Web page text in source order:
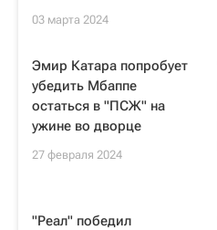
03 марта 2024
Эмир Катара попробует
убедить Мбаппе
остаться в "ПСЖ" на
ужине во дворце
27 февраля 2024
"Реал" победил